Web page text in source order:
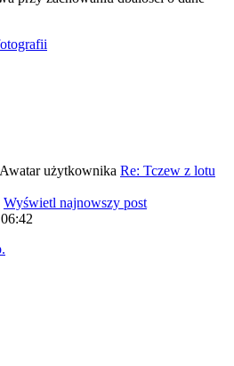
Re: Tczew z lotu
Wyświetl najnowszy post